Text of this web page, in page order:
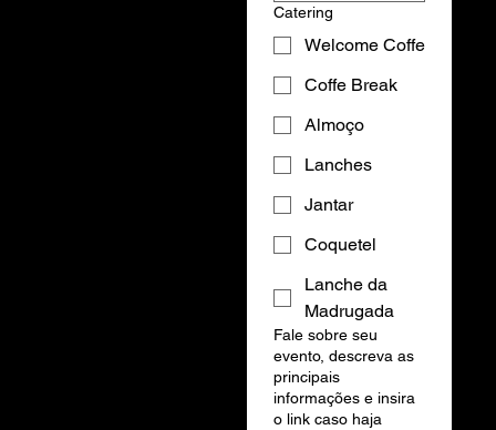
Catering
Welcome Coffe
Coffe Break
Almoço
Lanches
Jantar
Coquetel
Lanche da
Madrugada
Fale sobre seu
evento, descreva as
principais
informações e insira
o link caso haja